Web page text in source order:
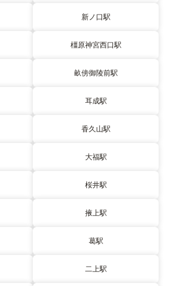
新ノ口駅
橿原神宮西口駅
畝傍御陵前駅
耳成駅
香久山駅
大福駅
桜井駅
掖上駅
葛駅
二上駅